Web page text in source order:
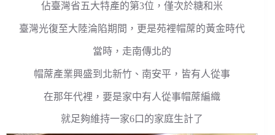
佔臺灣省五大特產的第3位，僅次於糖和米
臺灣光復至大陸淪陷期間，更是苑裡帽蓆的黃金時代
當時，走南傳北的
帽蓆產業興盛到北新竹、南安平，皆有人從事
在那年代裡，要是家中有人從事帽蓆編織
就足夠維持一家6口的家庭生計了